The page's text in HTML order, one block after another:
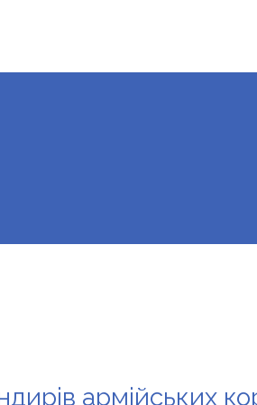
армійських